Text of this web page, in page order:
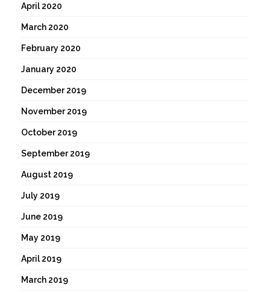
April 2020
March 2020
February 2020
January 2020
December 2019
November 2019
October 2019
September 2019
August 2019
July 2019
June 2019
May 2019
April 2019
March 2019